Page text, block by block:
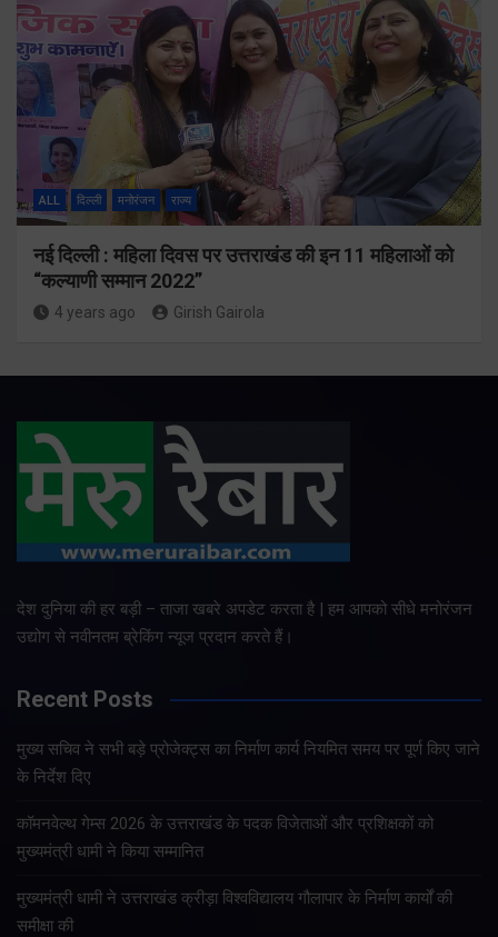
ALL दिल्ली मनोरंजन राज्य
नई दिल्ली : महिला दिवस पर उत्तराखंड की इन 11 महिलाओं को
“कल्याणी सम्मान 2022”
4 years ago Girish Gairola
देश दुनिया की हर बड़ी – ताजा खबरे अपडेट करता है | हम आपको सीधे मनोरंजन
उद्योग से नवीनतम ब्रेकिंग न्यूज प्रदान करते हैं।
Recent Posts
मुख्य सचिव ने सभी बड़े प्रोजेक्ट्स का निर्माण कार्य नियमित समय पर पूर्ण किए जाने
के निर्देश दिए
कॉमनवेल्थ गेम्स 2026 के उत्तराखंड के पदक विजेताओं और प्रशिक्षकों को
मुख्यमंत्री धामी ने किया सम्मानित
मुख्यमंत्री धामी ने उत्तराखंड क्रीड़ा विश्वविद्यालय गौलापार के निर्माण कार्यों की
समीक्षा की